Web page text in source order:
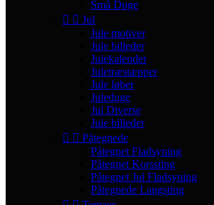
Små Duge
  Jul
Jule motiver
Jule billeder
Julekalender
Juletræstæpper
Jule løber
Juleduge
Jul Diverse
Jule billeder
  Påtegnede
Påtegnet Fladsyning
Påtegnet Korssting
Påtegnet Jul Fladsyning
Påtegnede Langsting